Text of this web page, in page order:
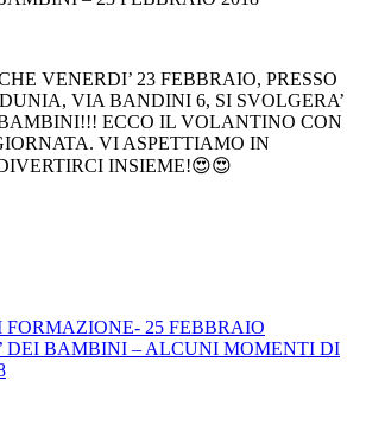
VENERDI’ 23 FEBBRAIO, PRESSO
VIA BANDINI 6, SI SVOLGERA’
ECCO IL VOLANTINO CON
VI ASPETTIAMO IN
INSIEME!😍😍
FORMAZIONE- 25 FEBBRAIO
DEI BAMBINI – ALCUNI MOMENTI DI